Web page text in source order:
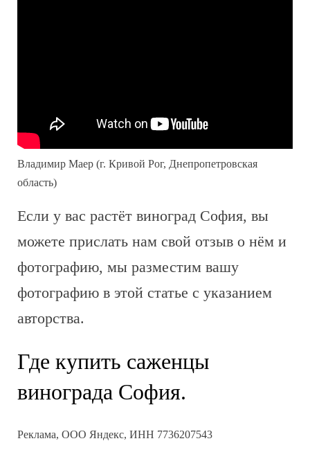
Владимир Маер (г. Кривой Рог, Днепропетровская
область)
Если у вас растёт виноград София, вы
можете прислать нам свой отзыв о нём и
фотографию, мы разместим вашу
фотографию в этой статье с указанием
авторства.
Где купить саженцы
винограда София.
Реклама, ООО Яндекс, ИНН 7736207543